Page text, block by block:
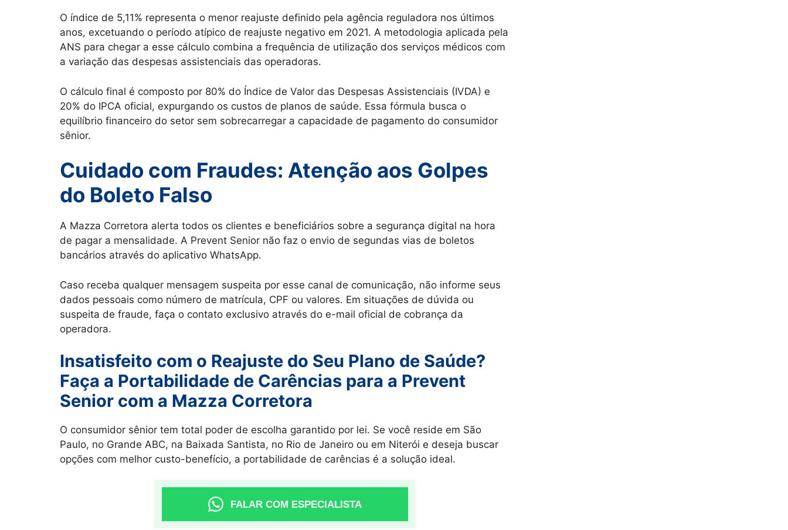
O índice de 5,11% representa o menor reajuste definido pela agência reguladora nos últimos
anos, excetuando o período atípico de reajuste negativo em 2021. A metodologia aplicada pela
ANS para chegar a esse cálculo combina a frequência de utilização dos serviços médicos com
a variação das despesas assistenciais das operadoras.
O cálculo final é composto por 80% do Índice de Valor das Despesas Assistenciais (IVDA) e
20% do IPCA oficial, expurgando os custos de planos de saúde. Essa fórmula busca o
equilíbrio financeiro do setor sem sobrecarregar a capacidade de pagamento do consumidor
sênior.
Cuidado com Fraudes: Atenção aos Golpes
do Boleto Falso
A Mazza Corretora alerta todos os clientes e beneficiários sobre a segurança digital na hora
de pagar a mensalidade. A Prevent Senior não faz o envio de segundas vias de boletos
bancários através do aplicativo WhatsApp.
Caso receba qualquer mensagem suspeita por esse canal de comunicação, não informe seus
dados pessoais como número de matrícula, CPF ou valores. Em situações de dúvida ou
suspeita de fraude, faça o contato exclusivo através do e-mail oficial de cobrança da
operadora.
Insatisfeito com o Reajuste do Seu Plano de Saúde?
Faça a Portabilidade de Carências para a Prevent
Senior com a Mazza Corretora
O consumidor sênior tem total poder de escolha garantido por lei. Se você reside em São
Paulo, no Grande ABC, na Baixada Santista, no Rio de Janeiro ou em Niterói e deseja buscar
opções com melhor custo-benefício, a portabilidade de carências é a solução ideal.
FALAR COM ESPECIALISTA